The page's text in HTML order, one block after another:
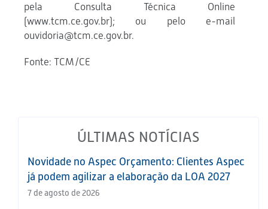
pela Consulta Técnica Online
(www.tcm.ce.gov.br); ou pelo e-mail
ouvidoria@tcm.ce.gov.br.
Fonte: TCM/CE
ÚLTIMAS NOTÍCIAS
Novidade no Aspec Orçamento: Clientes Aspec
já podem agilizar a elaboração da LOA 2027
7 de agosto de 2026